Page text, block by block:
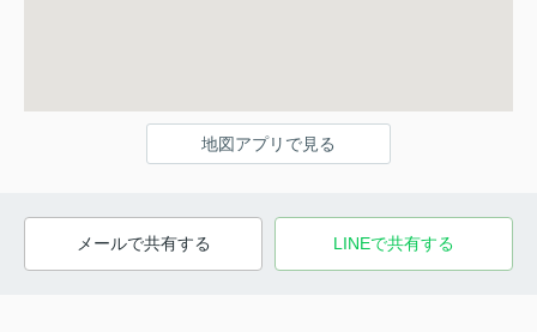
地図アプリで見る
メールで共有する LINEで共有する